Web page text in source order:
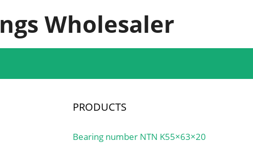
Wholesaler
PRODUCTS
Bearing number NTN K55×63×20